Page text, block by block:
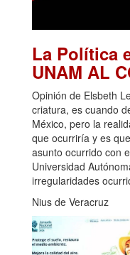
La Política
UNAM AL
Opinión de Elsbeth
criatura, es cuando
México, pero la
que ocurriría y es
asunto ocurrido con
Universidad
irregularidades
Nius de Veracruz